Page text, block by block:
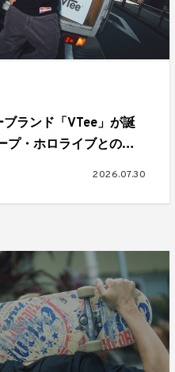
ランド「VTee」が誕
プ・ホロライブとのコ
2026.07.30